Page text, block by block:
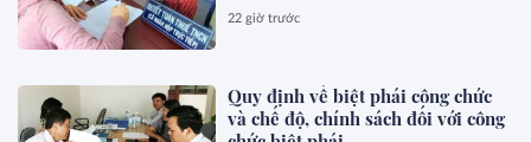
22 giờ trước
Quy định về biệt phái công chức
và chế độ, chính sách đối với công